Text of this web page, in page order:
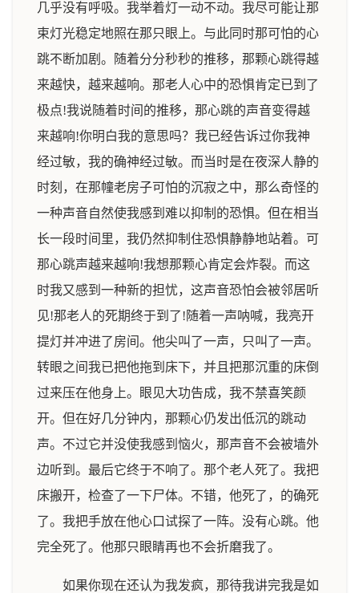
几乎没有呼吸。我举着灯一动不动。我尽可能让那
束灯光稳定地照在那只眼上。与此同时那可怕的心
跳不断加剧。随着分分秒秒的推移，那颗心跳得越
来越快，越来越响。那老人心中的恐惧肯定已到了
极点!我说随着时间的推移，那心跳的声音变得越
来越响!你明白我的意思吗？我已经告诉过你我神
经过敏，我的确神经过敏。而当时是在夜深人静的
时刻，在那幢老房子可怕的沉寂之中，那么奇怪的
一种声音自然使我感到难以抑制的恐惧。但在相当
长一段时间里，我仍然抑制住恐惧静静地站着。可
那心跳声越来越响!我想那颗心肯定会炸裂。而这
时我又感到一种新的担忧，这声音恐怕会被邻居听
见!那老人的死期终于到了!随着一声呐喊，我亮开
提灯并冲进了房间。他尖叫了一声，只叫了一声。
转眼之间我已把他拖到床下，并且把那沉重的床倒
过来压在他身上。眼见大功告成，我不禁喜笑颜
开。但在好几分钟内，那颗心仍发出低沉的跳动
声。不过它并没使我感到恼火，那声音不会被墙外
边听到。最后它终于不响了。那个老人死了。我把
床搬开，检查了一下尸体。不错，他死了，的确死
了。我把手放在他心口试探了一阵。没有心跳。他
完全死了。他那只眼睛再也不会折磨我了。
如果你现在还认为我发疯，那待我讲完我是如